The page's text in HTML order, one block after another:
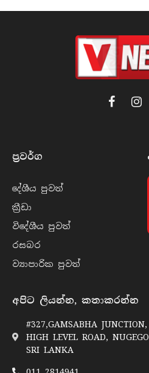
Facebook
ප්‍රවර්​ග
දේශීය පුව​ත්
ක්‍රී​ඩා
විදේශීය පුව​ත්
රසබ​ර
ව්‍යාපාරික පුව​ත්
අපිට ලියන්න, කතාකරන්න
#327,GAMSABHA JUNCTION,
HIGH LEVEL ROAD,
SRI LANKA